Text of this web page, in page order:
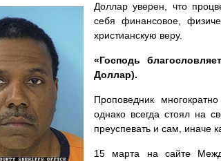
Доллар уверен, что
себя финансовое,
христианскую веру.
«Господь
Доллар).
Проповедник
однако всегда стоял на
преуспевать и сам, иначе
15 марта на сайте